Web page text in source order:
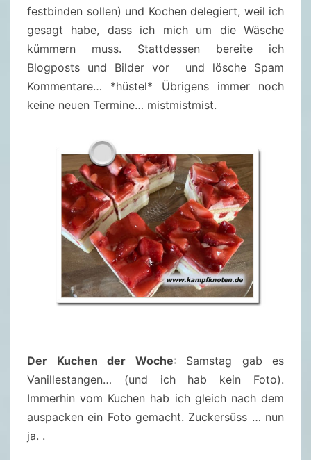
festbinden sollen) und Kochen delegiert, weil ich
gesagt habe, dass ich mich um die Wäsche
kümmern muss. Stattdessen bereite ich
Blogposts und Bilder vor und lösche Spam
Kommentare… *hüstel* Übrigens immer noch
keine neuen Termine… mistmistmist.
Der Kuchen der Woche: Samstag gab es
Vanillestangen… (und ich hab kein Foto).
Immerhin vom Kuchen hab ich gleich nach dem
auspacken ein Foto gemacht. Zuckersüss … nun
ja. .